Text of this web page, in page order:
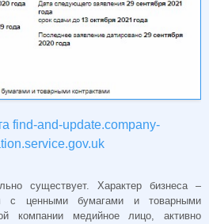
find-and-update.company-
существует. Характер бизнеса –
с ценными бумагами и товарными
компании медийное лицо, активно